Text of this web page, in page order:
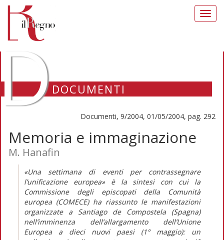
DOCUMENTI
Documenti, 9/2004, 01/05/2004, pag. 292
Memoria e immaginazione
M. Hanafin
«Una settimana di eventi per contrassegnare
l’unificazione europea» è la sintesi con cui la
Commissione degli episcopati della Comunità
europea (COMECE) ha riassunto le manifestazioni
organizzate a Santiago de Compostela (Spagna)
nell’imminenza dell’allargamento dell’Unione
Europea a dieci nuovi paesi (1° maggio): un